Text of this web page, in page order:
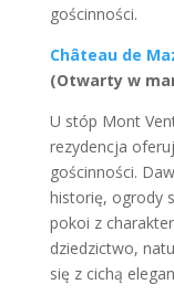
gościnności.
Château de
(Otwarty w
U stóp Mont
rezydencja
gościnności.
historię, ogrody
pokoi z
dziedzictwo,
się z cichą